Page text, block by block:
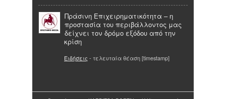
Πράσινη Επιχειρηματικότητα – η
προστασία του περιβάλλοντος μας
δείχνει τον δρόμο εξόδου από την
κρίση
Ειδήσεις - τελευταία θέαση [timestamp]